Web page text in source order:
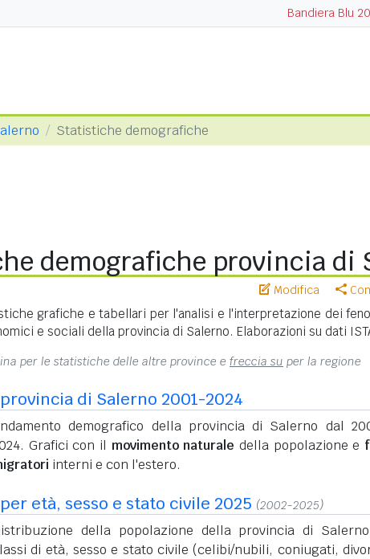
Bandiera Blu
Statistiche demografiche
demografiche provincia di
Modifica
grafiche e tabellari per l'analisi e l'interpretazione dei
e sociali della provincia di Salerno. Elaborazioni su dati
per le statistiche delle altre province e freccia su per la regione
di Salerno 2001-2024
demografico della provincia di Salerno dal
Grafici con il movimento naturale della popolazione e
interni e con l'estero.
età, sesso e stato civile 2025 (2002-2025)
della popolazione della provincia di
di età, sesso e stato civile (celibi/nubili, coniugati,